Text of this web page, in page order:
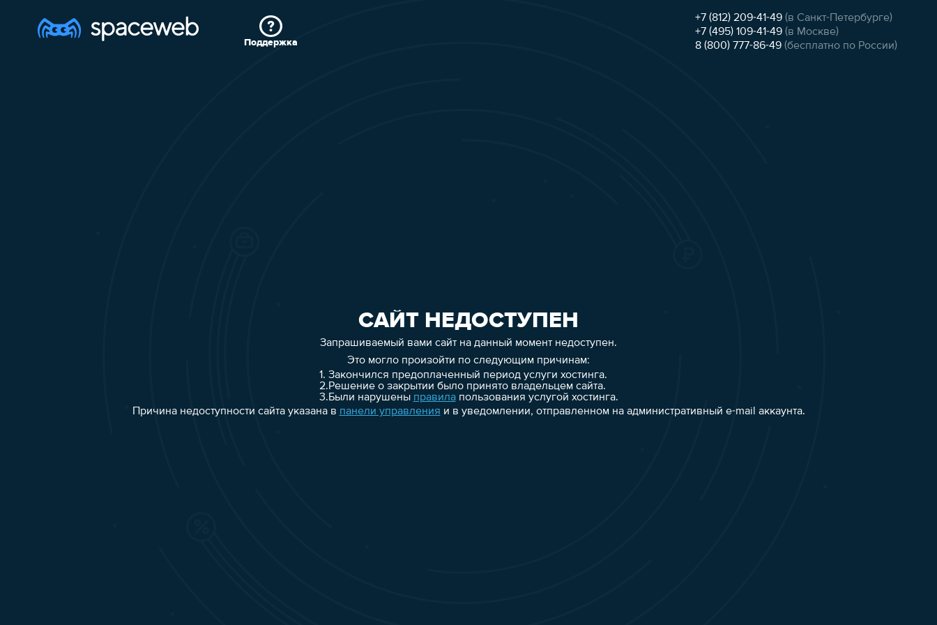
Поддержка
+7 (812) 209-41-49 (в Санкт-Петербурге)
+7 (495) 109-41-49 (в Москве)
8 (800) 777-86-49 (бесплатно по России)
САЙТ НЕДОСТУПЕН
Запрашиваемый вами сайт на данный момент недоступен.
Это могло произойти по следующим причинам:
1. Закончился предоплаченный период услуги хостинга.
2.Решение о закрытии было принято владельцем сайта.
3.Были нарушены правилапользования услугой хостинга.
Причина недоступности сайта указана в панели управления и в уведомлении, отправленном на административный e-mail аккаунта.